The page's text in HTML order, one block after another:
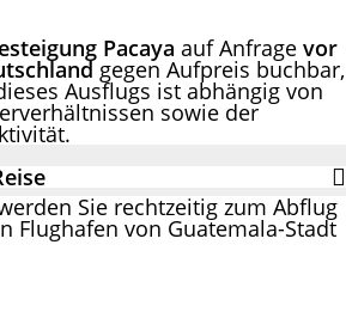
Pacaya auf Anfrage vor
gegen Aufpreis buchbar,
Ausflugs ist abhängig von
sowie der
Sie rechtzeitig zum Abflug
Flughafen von Guatemala-Stadt